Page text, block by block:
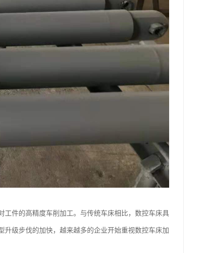
件的高精度车削加工。与传统车床相比，数控车床具
级步伐的加快，越来越多的企业开始重视数控车床加